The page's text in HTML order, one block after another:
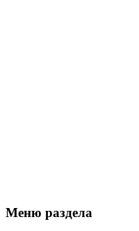
Меню раздела